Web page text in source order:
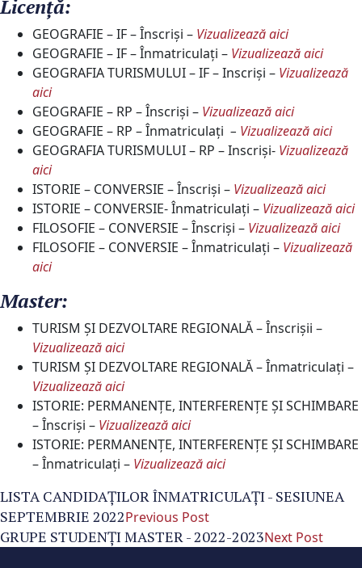
Licenţă:
GEOGRAFIE – IF – Înscriși – Vizualizează aici
GEOGRAFIE – IF – Înmatriculați – Vizualizează aici
GEOGRAFIA TURISMULUI – IF – Inscriși – Vizualizează
aici
GEOGRAFIE – RP – Înscriși – Vizualizează aici
GEOGRAFIE – RP – Înmatriculați – Vizualizează aici
GEOGRAFIA TURISMULUI – RP – Inscriși- Vizualizează
aici
ISTORIE – CONVERSIE – Înscriși – Vizualizează aici
ISTORIE – CONVERSIE- Înmatriculați – Vizualizează aici
FILOSOFIE – CONVERSIE – Înscriși – Vizualizează aici
FILOSOFIE – CONVERSIE – Înmatriculați – Vizualizează
aici
Master:
TURISM ŞI DEZVOLTARE REGIONALĂ – Înscrișii –
Vizualizează aici
TURISM ŞI DEZVOLTARE REGIONALĂ – Înmatriculați –
Vizualizează aici
ISTORIE: PERMANENȚE, INTERFERENȚE ȘI SCHIMBARE
– Înscriși – Vizualizează aici
ISTORIE: PERMANENȚE, INTERFERENȚE ȘI SCHIMBARE
– Înmatriculați – Vizualizează aici
LISTA CANDIDAŢILOR ÎNMATRICULAŢI - SESIUNEA
SEPTEMBRIE 2022Previous Post
GRUPE STUDENŢI MASTER - 2022-2023Next Post